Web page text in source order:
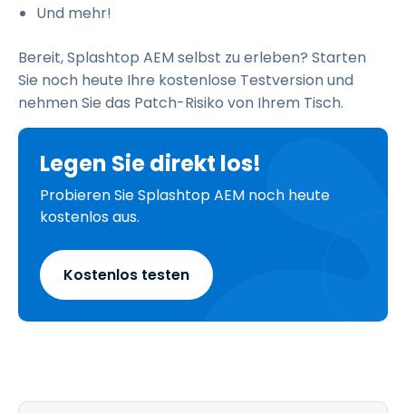
Und mehr!
Bereit, Splashtop AEM selbst zu erleben? Starten
Sie noch heute Ihre kostenlose Testversion und
nehmen Sie das Patch-Risiko von Ihrem Tisch.
Legen Sie direkt los!
Probieren Sie Splashtop AEM noch heute
kostenlos aus.
Kostenlos testen